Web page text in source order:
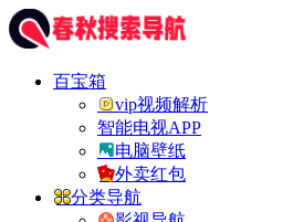
百宝箱
vip视频解析
智能电视APP
电脑壁纸
外卖红包
分类导航